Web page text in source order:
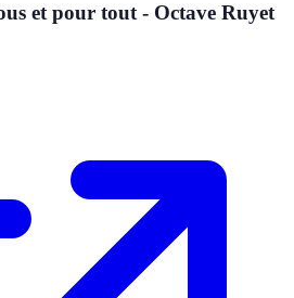
et pour tout - Octave Ruyet